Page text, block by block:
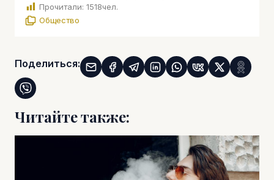
Прочитали: 1518чел.
Общество
Поделиться:
Читайте также: